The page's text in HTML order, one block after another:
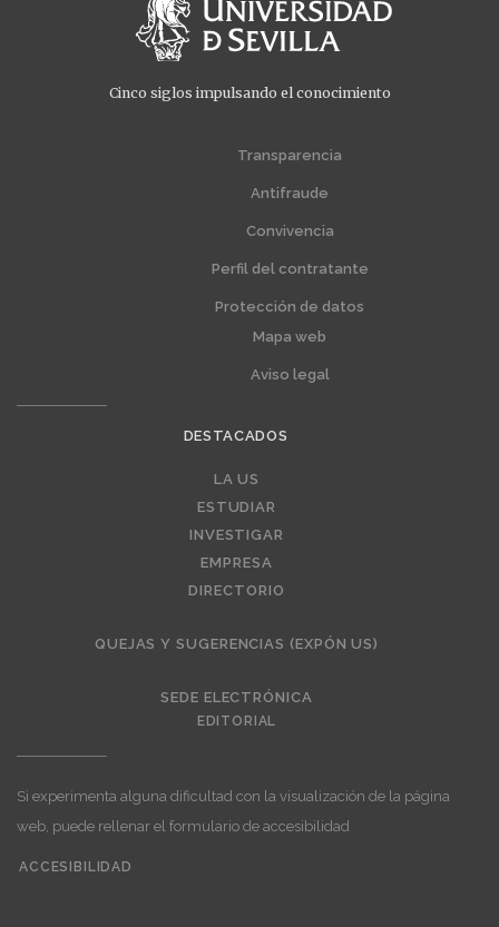
Cinco siglos impulsando el conocimiento
Transparencia
Antifraude
Convivencia
Perfil del contratante
Protección de datos
Mapa web
Aviso legal
DESTACADOS
LA US
ESTUDIAR
INVESTIGAR
EMPRESA
DIRECTORIO
QUEJAS Y SUGERENCIAS (EXPÓN US)
SEDE ELECTRÓNICA
EDITORIAL
Si experimenta alguna dificultad con la visualización de la página
web, puede rellenar el formulario de accesibilidad
ACCESIBILIDAD